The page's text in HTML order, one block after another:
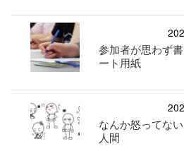
参加者が思わず
ート用紙
なんか怒ってな
人間